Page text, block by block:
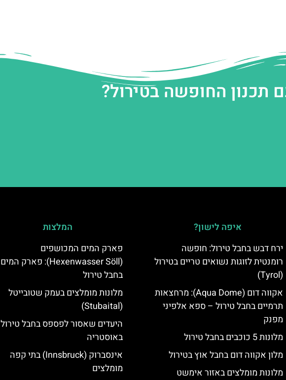
תכנון החופשה בטירול?
איפה לישון?
ירח דבש בחבל טירול: חופשה
רומנטית לזוגות נשואים טריים בטירול
(Tyrol)
אקווה דום (Aqua Dome): מרחצאות
תרמיים בחבל טירול – ספא אלפיני
מפנק
מלונות 5 כוכבים בחבל טירול
מלון אקווה דום בחבל אוץ בטירול
מלונות מומלצים באזור אימשט
המלצות
פארק המים המכושפים
(Hexenwasser Söll): פארק המים
בחבל טירול
מלונות מומלצים בעמק שטובייטל
(Stubaital)
היעדים שאסור לפספס בחבל טירול
באוסטריה
אינסברוק (Innsbruck) בתי קפה
מומלצים